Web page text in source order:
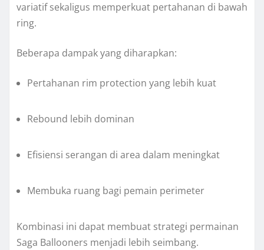
variatif sekaligus memperkuat pertahanan di bawah
ring.
Beberapa dampak yang diharapkan:
Pertahanan rim protection yang lebih kuat
Rebound lebih dominan
Efisiensi serangan di area dalam meningkat
Membuka ruang bagi pemain perimeter
Kombinasi ini dapat membuat strategi permainan
Saga Ballooners menjadi lebih seimbang.